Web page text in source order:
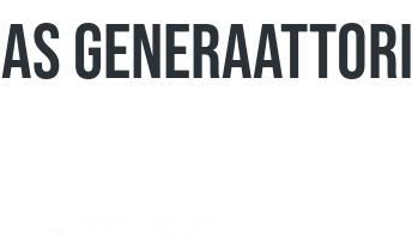
GENERAATTORI